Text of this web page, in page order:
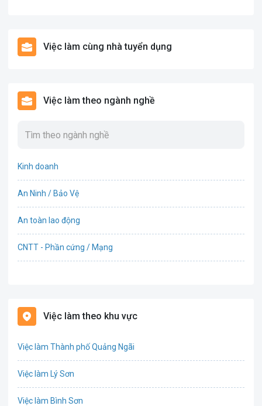
Việc làm cùng nhà tuyển dụng
Việc làm theo ngành nghề
Kinh doanh
An Ninh / Bảo Vệ
An toàn lao động
CNTT - Phần cứng / Mạng
Bất động sản
Việc làm theo khu vực
Việc làm Thành phố Quảng Ngãi
Việc làm Lý Sơn
Việc làm Bình Sơn